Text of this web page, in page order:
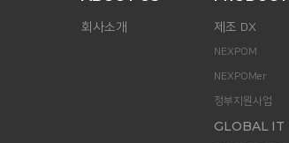
회사소개 제조 DX
NEXPOM
NEXPOMer
정부지원사업
GLOBAL IT